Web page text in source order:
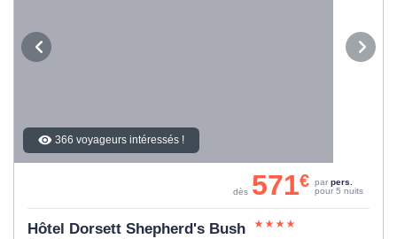
366 voyageurs intéressés !
Hôtel Dorsett Shepherd's Bush
dès 571€ par pers.
pour 5 nuits